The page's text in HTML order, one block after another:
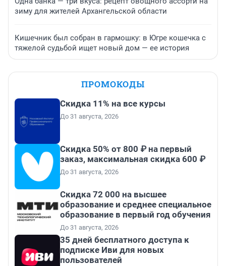
зиму для жителей Архангельской области
Кишечник был собран в гармошку: в Югре кошечка с
тяжелой судьбой ищет новый дом — ее история
ПРОМОКОДЫ
Скидка 11% на все курсы
До 31 августа, 2026
Скидка 50% от 800 ₽ на первый
заказ, максимальная скидка 600 ₽
До 31 августа, 2026
Скидка 72 000 на высшее
образование и среднее специальное
образование в первый год обучения
До 31 августа, 2026
35 дней бесплатного доступа к
подписке Иви для новых
пользователей